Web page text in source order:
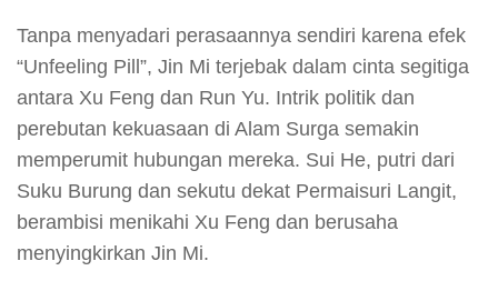
Tanpa menyadari perasaannya sendiri karena efek
“Unfeeling Pill”, Jin Mi terjebak dalam cinta segitiga
antara Xu Feng dan Run Yu. Intrik politik dan
perebutan kekuasaan di Alam Surga semakin
memperumit hubungan mereka. Sui He, putri dari
Suku Burung dan sekutu dekat Permaisuri Langit,
berambisi menikahi Xu Feng dan berusaha
menyingkirkan Jin Mi.